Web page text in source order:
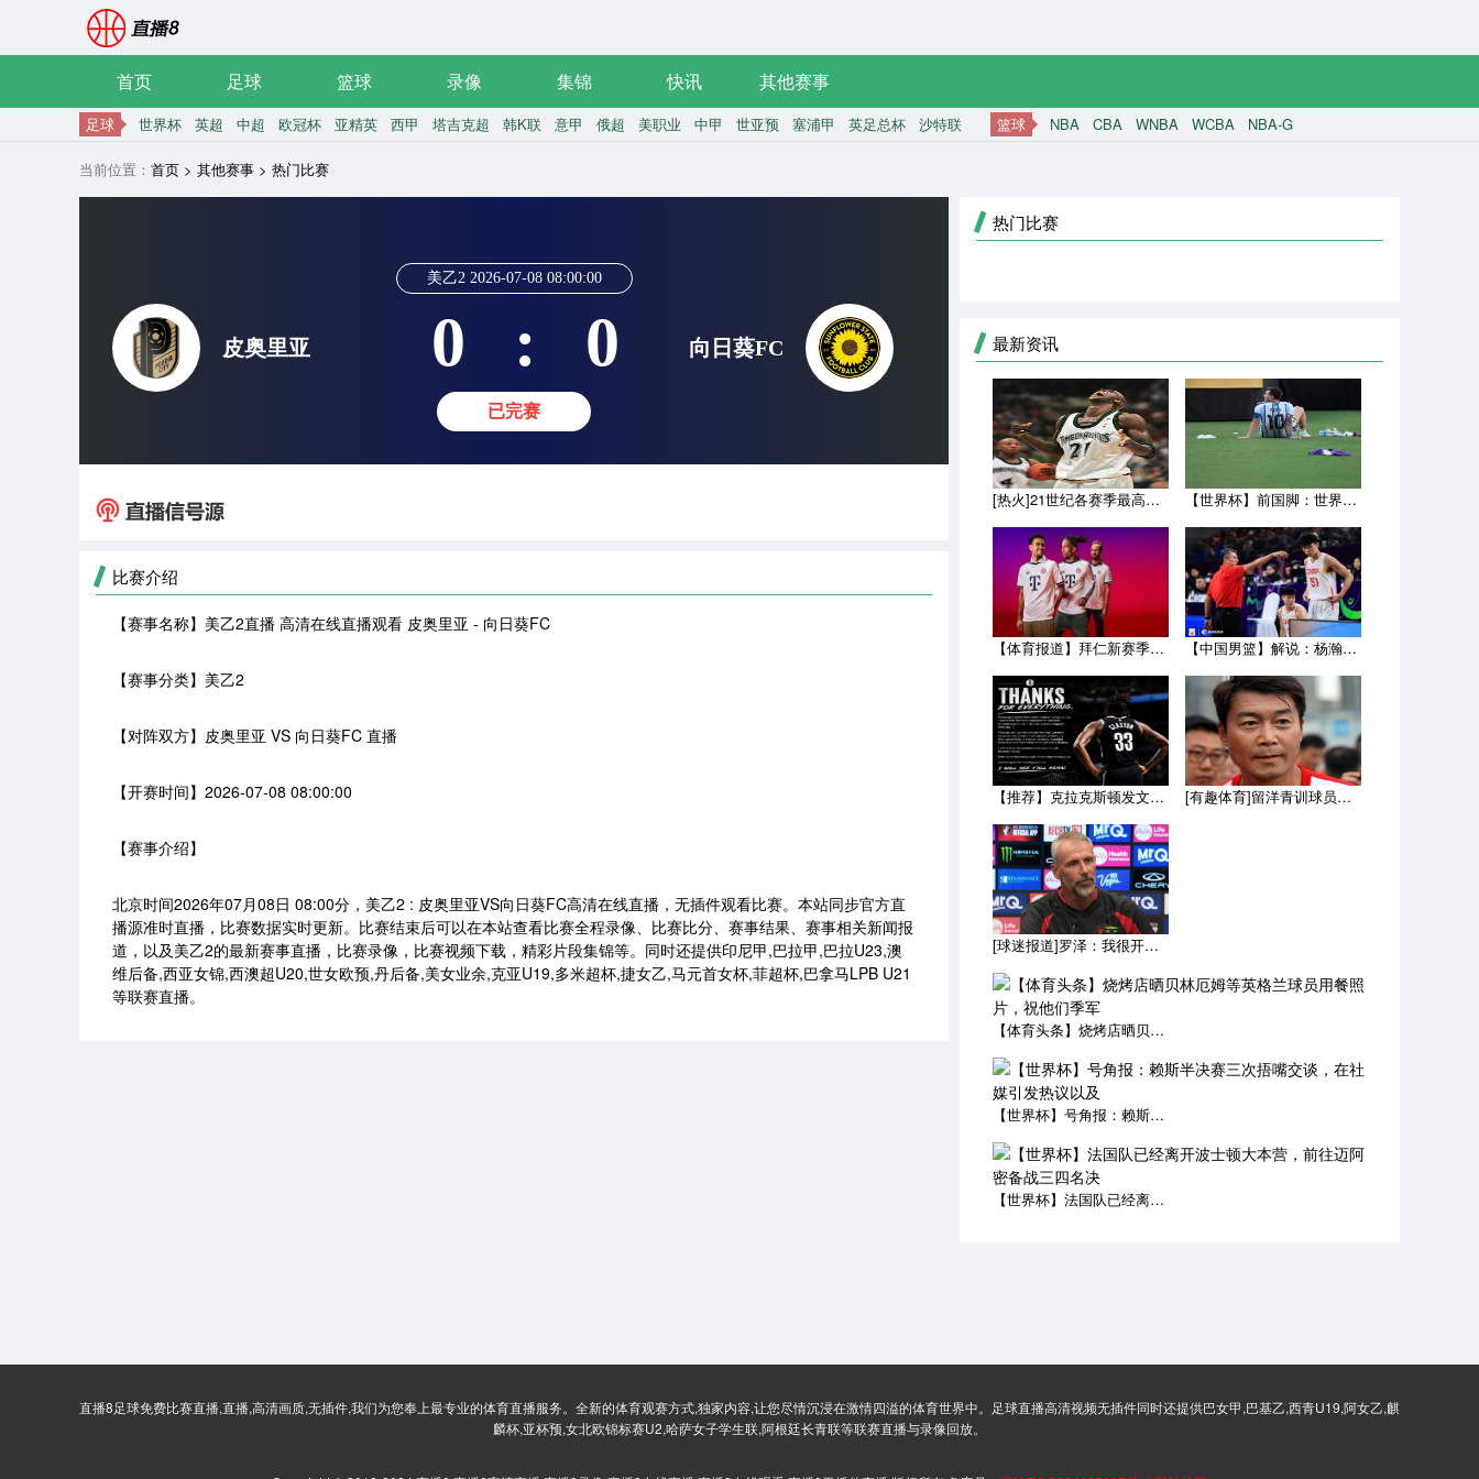
首页 足球 篮球 录像 集锦 快讯 其他赛事
足球 世界杯 英超 中超 欧冠杯 亚精英 西甲 塔吉克超 韩K联 意甲 俄超 美职业 中甲 世亚预 塞浦甲 英足总杯 沙特联 篮球 NBA CBA WNBA WCBA NBA-G
当前位置： 首页 > 其他赛事 > 热门比赛
皮奥里亚
美乙2 2026-07-08 08:00:00
0 : 0
已完赛
向日葵FC
比赛介绍
【赛事名称】 美乙2直播 高清在线直播观看 皮奥里亚 - 向日葵FC
【赛事分类】 美乙2
【对阵双方】 皮奥里亚 VS 向日葵FC 直播
【开赛时间】 2026-07-08 08:00:00
【赛事介绍】
北京时间2026年07月08日 08:00分，美乙2 : 皮奥里亚VS向日葵FC高清在线直播，无插件观看比赛。本站同步官方直
播源准时直播，比赛数据实时更新。比赛结束后可以在本站查看比赛全程录像、比赛比分、赛事结果、赛事相关新闻报
道，以及美乙2的最新赛事直播，比赛录像，比赛视频下载，精彩片段集锦等。同时还提供印尼甲,巴拉甲,巴拉U23,澳
维后备,西亚女锦,西澳超U20,世女欧预,丹后备,美女业余,克亚U19,多米超杯,捷女乙,马元首女杯,菲超杯,巴拿马LPB U21
等联赛直播。
热门比赛
最新资讯
[热火]21世纪各赛季最高薪的都有谁？詹姆斯仅上榜一次 近9 【世界杯】前国脚：世界杯决赛比分差距太小，西班牙本应赢得更多
【体育报道】拜仁新赛季客场球衣：白色辅以蓝与红色，被誉为近年 【中国男篮】解说：杨瀚森8月为国出征没问题 因为后面两个窗口
【推荐】克拉克斯顿发文致谢篮网：感恩七年岁月 布鲁克林永远是 [有趣体育]留洋青训球员谈申思：不仅教会我踢球，更影响了我价
[球迷报道]罗泽：我很开心来到这里，球员的态度和球队的精神面
【体育头条】烧烤店晒贝林厄姆等英格兰球员用餐照片，祝他们季军
【世界杯】号角报：赖斯半决赛三次捂嘴交谈，在社媒引发热议以及
【世界杯】法国队已经离开波士顿大本营，前往迈阿密备战三四名决
直播8足球免费比赛直播,直播,高清画质,无插件,我们为您奉上最专业的体育直播服务。全新的体育观赛方式,独家内容,让您尽情沉浸在激情四溢的体育世界中。足球直播高清视频无插件同时还提供巴女甲,巴基乙,西青U19,阿女乙,麒
麟杯,亚杯预,女北欧锦标赛U2,哈萨女子学生联,阿根廷长青联等联赛直播与录像回放。